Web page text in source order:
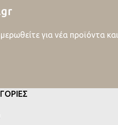
για νέα προϊόντα και